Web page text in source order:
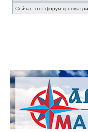
Сейчас этот форум